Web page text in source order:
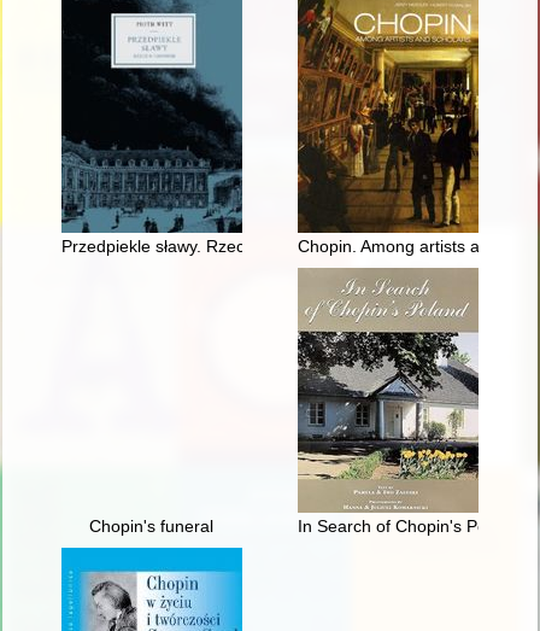
Przedpiekle sławy. Rzecz o ChopinieChopin. Among artists and
Chopin's funeral In Search of Chopin's Poland